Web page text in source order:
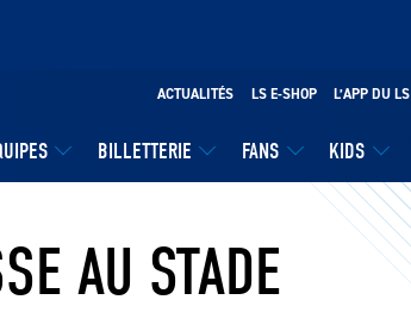
BILLETTERIE FANS KIDS
ACTUALITÉS LS E-SHOP L’APP DU LS
AU STADE